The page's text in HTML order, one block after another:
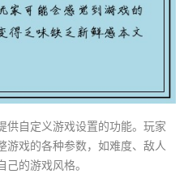
供自定义游戏设置的功能。玩家
游戏的各种参数，如难度、敌人
的游戏风格。